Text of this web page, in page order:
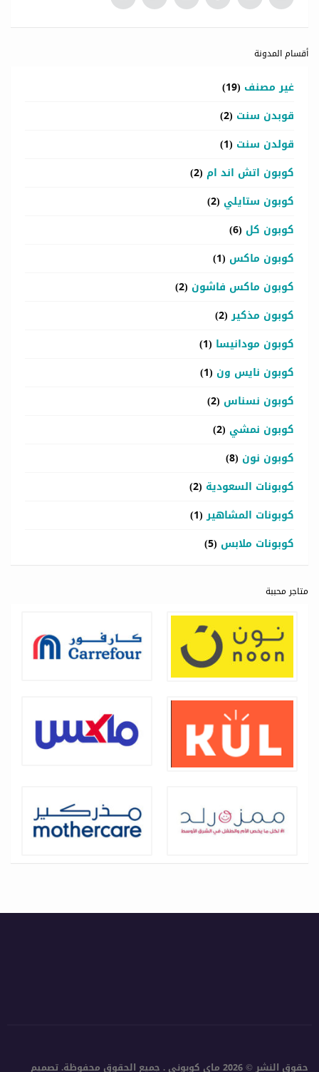
أقسام المدونة
غير مصنف (19)
قوبدن سنت (2)
قولدن سنت (1)
كوبون اتش اند ام (2)
كوبون ستايلي (2)
كوبون كل (6)
كوبون ماكس (1)
كوبون ماكس فاشون (2)
كوبون مذكير(2)
كوبون مودانيسا (1)
كوبون نايس ون (1)
كوبون نسناس (2)
كوبون نمشي (2)
كوبون نون (8)
كوبونات السعودية (2)
كوبونات المشاهير(1)
كوبونات ملابس (5)
متاجر محببة
حقوق النشر © 2026 ماي كوبوني . جميع الحقوق محفوظة. تصميم